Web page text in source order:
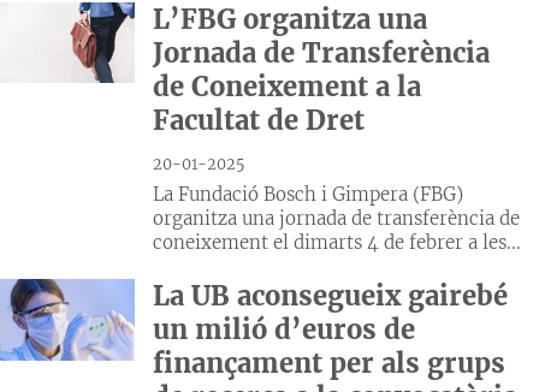
L’FBG organitza una
Jornada de Transferència
de Coneixement a la
Facultat de Dret
20-01-2025
La Fundació Bosch i Gimpera (FBG)
organitza una jornada de transferència de
coneixement el dimarts 4 de febrer a les...
La UB aconsegueix gairebé
un milió d’euros de
finançament per als grups